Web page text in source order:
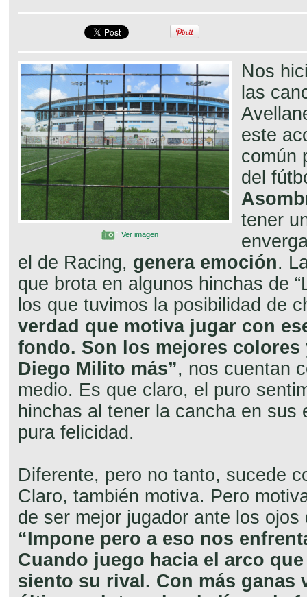
Ver imagen
Nos
las
este
común
del
tener
el de Racing, genera emoción.
que brota en algunos hinchas de
los que tuvimos la posibilidad de
verdad que motiva jugar con
fondo. Son los mejores colores
Diego Milito más”, nos cuentan
medio. Es que claro, el puro
hinchas al tener la cancha en sus
pura felicidad.
Diferente, pero no tanto, sucede
Claro, también motiva. Pero
de ser mejor jugador ante los
“Impone pero a eso nos
Cuando juego hacia el arco
siento su rival. Con más ganas